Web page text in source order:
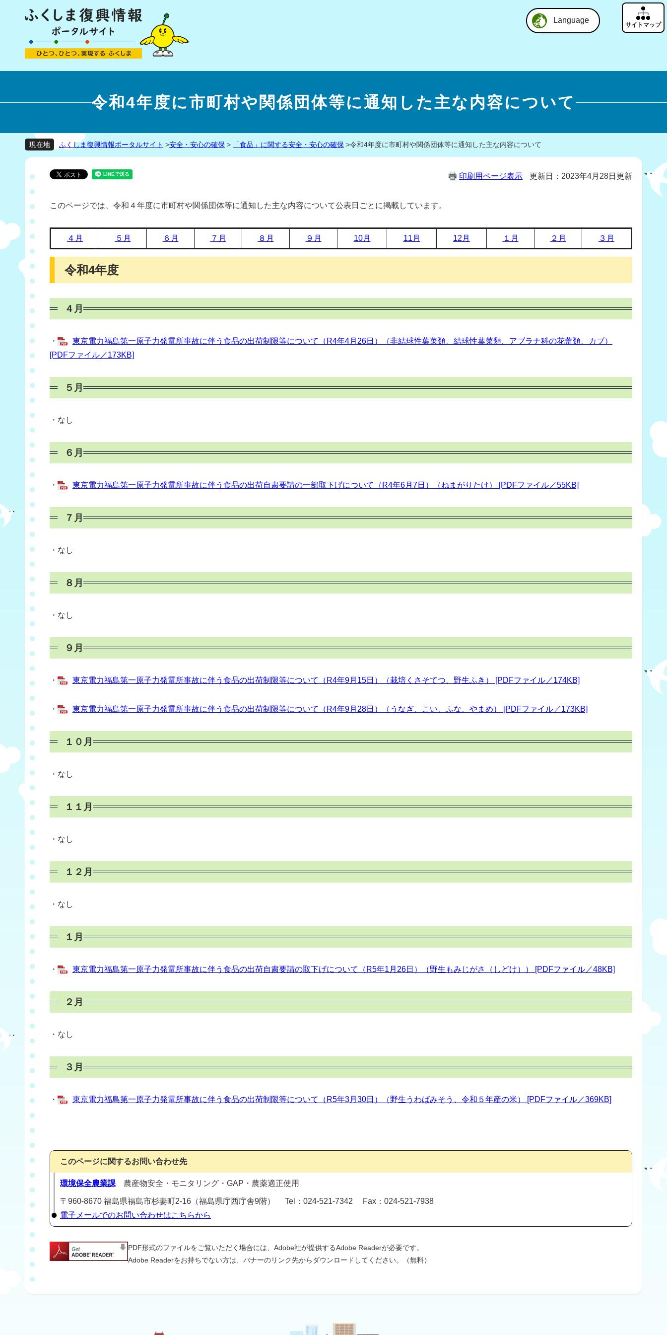
Language
令和4年度に市町村や関係団体等に通知した主な内容について
現在地 ふくしま復興情報ポータルサイト >安全・安心の確保 > 「食品」に関する安全・安心の確保 >令和4年度に市町村や関係団体等に通知した主な内容について
印刷用ページ表示 更新日：2023年4月28日更新
このページでは、令和４年度に市町村や関係団体等に通知した主な内容について公表日ごとに掲載しています。
４月 ５月 ６月 ７月 ８月 ９月 10月 11月 12月 １月 ２月 ３月
令和4年度
４月
・
東京電力福島第一原子力発電所事故に伴う食品の出荷制限等について（R4年4月26日）（非結球性葉菜類、結球性葉菜類、アブラナ科の花蕾類、カブ）
[PDFファイル／173KB]
５月
・なし
６月
・ 東京電力福島第一原子力発電所事故に伴う食品の出荷自粛要請の一部取下げについて（R4年6月7日）（ねまがりたけ） [PDFファイル／55KB]
７月
・なし
８月
・なし
９月
・ 東京電力福島第一原子力発電所事故に伴う食品の出荷制限等について（R4年9月15日）（栽培くさそてつ、野生ふき） [PDFファイル／174KB]
・ 東京電力福島第一原子力発電所事故に伴う食品の出荷制限等について（R4年9月28日）（うなぎ、こい、ふな、やまめ） [PDFファイル／173KB]
１０月
・なし
１１月
・なし
１２月
・なし
１月
・ 東京電力福島第一原子力発電所事故に伴う食品の出荷自粛要請の取下げについて（R5年1月26日）（野生もみじがさ（しどけ）） [PDFファイル／48KB]
２月
・なし
３月
・ 東京電力福島第一原子力発電所事故に伴う食品の出荷制限等について（R5年3月30日）（野生うわばみそう、令和５年産の米） [PDFファイル／369KB]
このページに関するお問い合わせ先
環境保全農業課 農産物安全・モニタリング・GAP・農薬適正使用
〒960-8670 福島県福島市杉妻町2-16（福島県庁西庁舎9階） Tel：024-521-7342 Fax：024-521-7938
電子メールでのお問い合わせはこちらから
PDF形式のファイルをご覧いただく場合には、Adobe社が提供するAdobe Readerが必要です。
Adobe Readerをお持ちでない方は、バナーのリンク先からダウンロードしてください。（無料）